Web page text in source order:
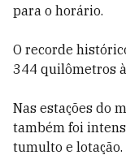
para o horário.
O recorde
344 quilômetros
Nas estações do
também foi
tumulto e lotação.